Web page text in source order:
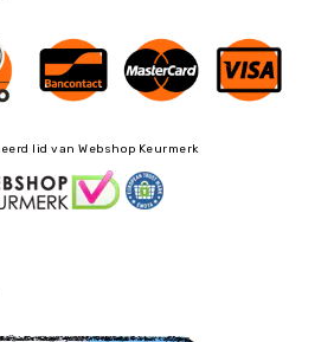
lid van Webshop Keurmerk